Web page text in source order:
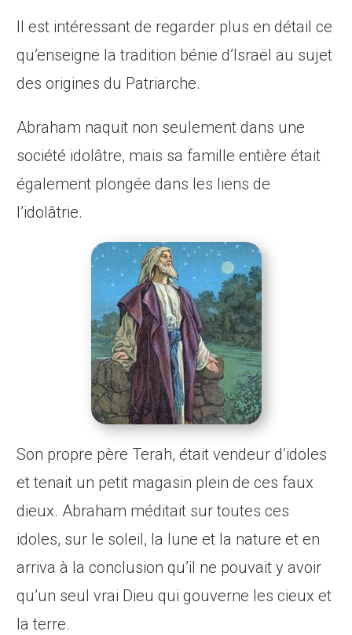
Il est intéressant de regarder plus en détail ce
qu’enseigne la tradition bénie d’Israël au sujet
des origines du Patriarche.
Abraham naquit non seulement dans une
société idolâtre, mais sa famille entière était
également plongée dans les liens de
l’idolâtrie.
Son propre père Terah, était vendeur d’idoles
et tenait un petit magasin plein de ces faux
dieux. Abraham méditait sur toutes ces
idoles, sur le soleil, la lune et la nature et en
arriva à la conclusion qu’il ne pouvait y avoir
qu’un seul vrai Dieu qui gouverne les cieux et
la terre.